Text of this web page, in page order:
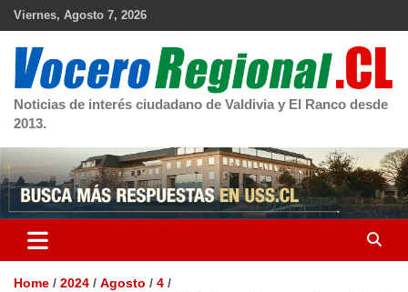
Skip
Viernes, Agosto 7, 2026
Noticias de interés ciudadano de Valdivia y El Ranco desde
2013.
Home 2024 Agosto
4